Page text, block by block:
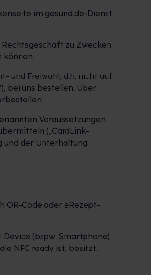
im gesund.de-Dienst
Rechtsgeschäft zu Zwecken
können.
und Freiwahl, d.h. nicht auf
bei uns bestellen. Über
Voraussetzungen
(„CardLink-
und der Unterhaltung
QR-Code oder eRezept-
(bspw. Smartphone)
NFC ready ist, besitzt.